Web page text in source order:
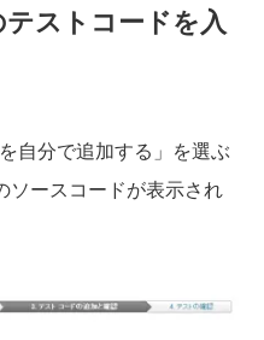
ストコードを入
自分で追加する」を選ぶ
ソースコードが表示され